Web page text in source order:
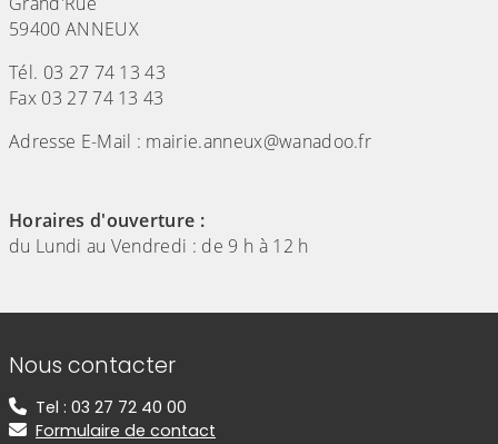
59400 ANNEUX
Tél. 03 27 74 13 43
Fax 03 27 74 13 43
Adresse E-Mail : mairie.anneux@wanadoo.fr
Horaires d'ouverture :
du Lundi au Vendredi : de 9 h à 12 h
Informations de contact
Nous contacter
Tel : 03 27 72 40 00
Formulaire de contact